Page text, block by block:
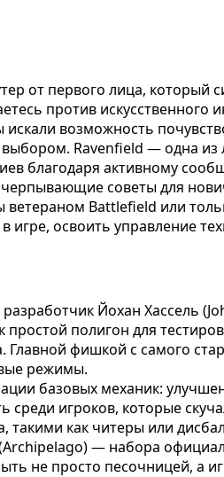
от первого лица, который
против искусственного
возможность
Ravenfield — одна из
благодаря активному
советы для
ветераном Battlefield или
освоить управление
Йохан Хассель
простой полигон для
фишкой с самого
режимы.
базовых механик:
игроков, которые
такими как читеры или
— набора
не просто песочницей, а